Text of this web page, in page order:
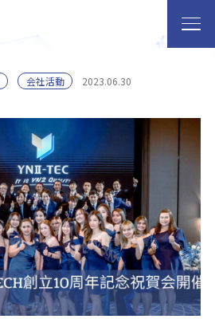
会社活動 2023.06.30